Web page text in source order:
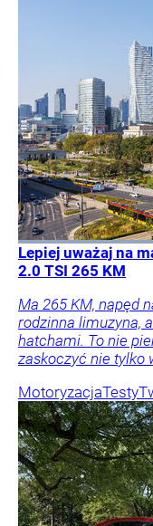
Lepiej uważaj na
2.0 TSI 265 KM
Ma 265 KM, napęd
rodzinna limuzyna,
hatchami. To nie
zaskoczyć nie tylko
MotoryzacjaTesty